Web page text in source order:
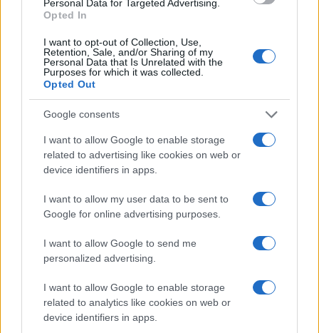
Personal Data for Targeted Advertising.
Opted In
I want to opt-out of Collection, Use,
Retention, Sale, and/or Sharing of my
Personal Data that Is Unrelated with the
Purposes for which it was collected.
Opted Out
Google consents
I want to allow Google to enable storage
related to advertising like cookies on web or
device identifiers in apps.
I want to allow my user data to be sent to
Google for online advertising purposes.
I want to allow Google to send me
personalized advertising.
I want to allow Google to enable storage
related to analytics like cookies on web or
device identifiers in apps.
comunità chiede risposte e un’azione concreta, in un
contesto urbano che si preannuncia sempre più teso.
Le famiglie si stringono in un abbraccio di
confrontano con la dura realtà di un mondo che pare
ostile. La tensione non accenna a placarsi e ora più
che mai, gli occhi di Velletri sono puntati su quanto
accadrà nei prossimi giorni.
Tragedia a Viale
Marconi: Lorenzo
e Gianluca morti in
un drammatico
incidente
chi paga per la
tragedia di